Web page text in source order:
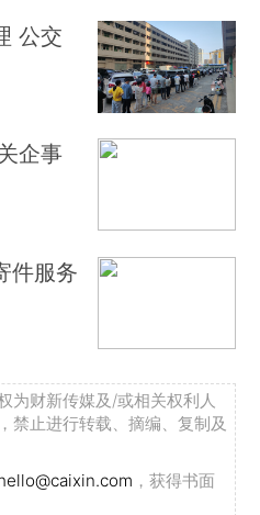
公交
企事
件服务
为财新传媒及/或相关权利人
禁止进行转载、摘编、复制及
，获得书面